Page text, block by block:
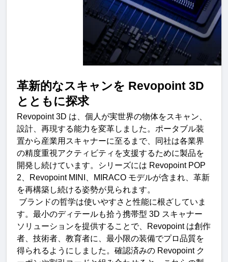
革新的なスキャンを
とともに探求
Revopoint 3D は、個人が実世界の物体をスキャン、
設計、再現する能力を変革しました。ポータブル装
置から産業用スキャナーに至るまで、同社は各業界
の精度重視アクティビティを支援するために製品を
開発し続けています。シリーズには Revopoint POP
2
Revopoint MINI MIRACO モデルが含まれ、革新
を再構築し続ける姿勢が見られます。
ブランドの哲学は使いやすさと性能に根ざしていま
す。最小のディテールも拾う携帯型 3D スキャナー
ソリューションを提供することで、
Revopoint は創作
者、技術者、教育者に、最小限の装備でプロ品質を
得られるようにしました。確認済みの Revopoint ク